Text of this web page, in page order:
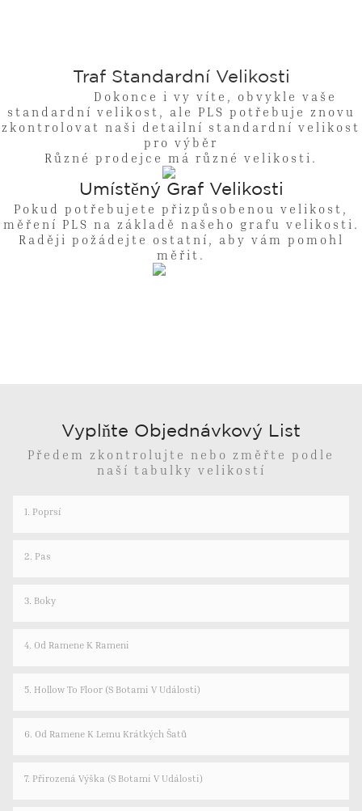
Traf Standardní Velikosti
Dokonce i vy víte, obvykle vaše
standardní velikost, ale PLS potřebuje znovu
zkontrolovat naši detailní standardní velikost
pro výběr
Různé prodejce má různé velikosti.
Umístěný Graf Velikosti
Pokud potřebujete přizpůsobenou velikost,
měření PLS na základě našeho grafu velikosti.
Raději požádejte ostatní, aby vám pomohl
měřit.
Vyplňte Objednávkový List
Předem zkontrolujte nebo změřte podle
naší tabulky velikostí
1. Poprsí
2. Pas
3. Boky
4. Od Ramene K Rameni
5. Hollow To Floor (s Botami V Události)
6. Od Ramene K Lemu Krátkých Šatů
7. Přirozená Výška (s Botami V Události)